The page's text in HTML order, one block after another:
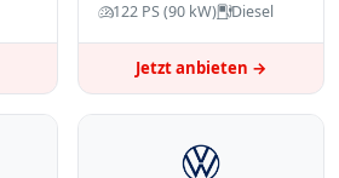
122 PS (90 kW) Diesel
Jetzt anbieten →